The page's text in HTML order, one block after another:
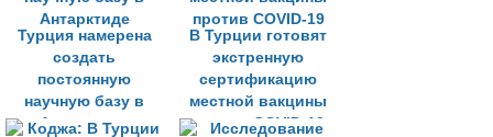
Турция намерена
создать
постоянную
научную базу в
Антарктиде
В Турции готовят
экстренную
сертификацию
местной вакцины
против COVID-19